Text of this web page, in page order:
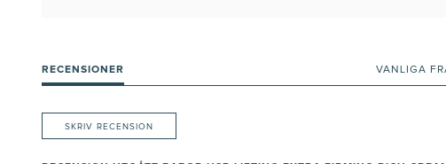
RECENSIONER VANLIGA
SKRIV RECENSION